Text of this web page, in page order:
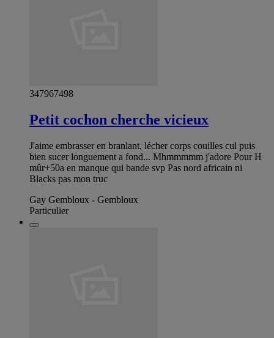
347967498
Petit cochon cherche vicieux
J'aime embrasser en branlant, lécher corps couilles cul puis
bien sucer longuement a fond... Mhmmmmm j'adore Pour H
mûr+50a en manque qui bande svp Pas nord africain ni
Blacks pas mon truc
Gay Gembloux - Gembloux
Particulier